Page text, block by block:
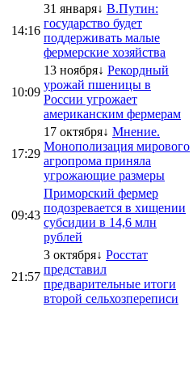
14:16
31 января↓ В.Путин:
государство будет
поддерживать малые
фермерские хозяйства
10:09
13 ноября↓ Рекордный
урожай пшеницы в
России угрожает
американским фермерам
17:29
17 октября↓ Мнение.
Монополизация мирового
агропрома приняла
угрожающие размеры
09:43
Приморский фермер
подозревается в хищении
субсидии в 14,6 млн
рублей
21:57
3 октября↓ Росстат
представил
предварительные итоги
второй сельхозпереписи